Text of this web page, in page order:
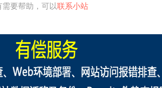
需要帮助，可以联系小站